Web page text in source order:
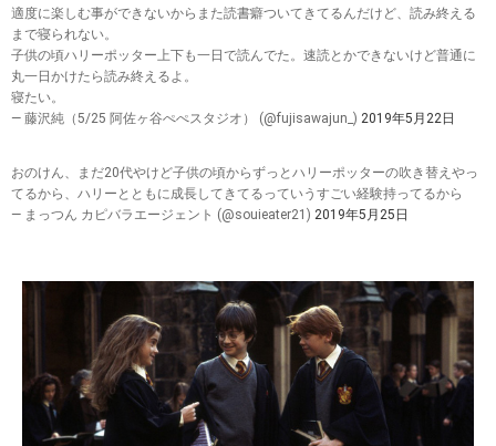
適度に楽しむ事ができないからまた読書癖ついてきてるんだけど、読み終える
まで寝られない。
子供の頃ハリーポッター上下も一日で読んでた。速読とかできないけど普通に
丸一日かけたら読み終えるよ。
寝たい。
— 藤沢純（5/25 阿佐ヶ谷ぺぺスタジオ） (@fujisawajun_) 2019年5月22日
おのけん、まだ20代やけど子供の頃からずっとハリーポッターの吹き替えやっ
てるから、ハリーとともに成長してきてるっていうすごい経験持ってるから
— まっつん カピバラエージェント (@souieater21) 2019年5月25日